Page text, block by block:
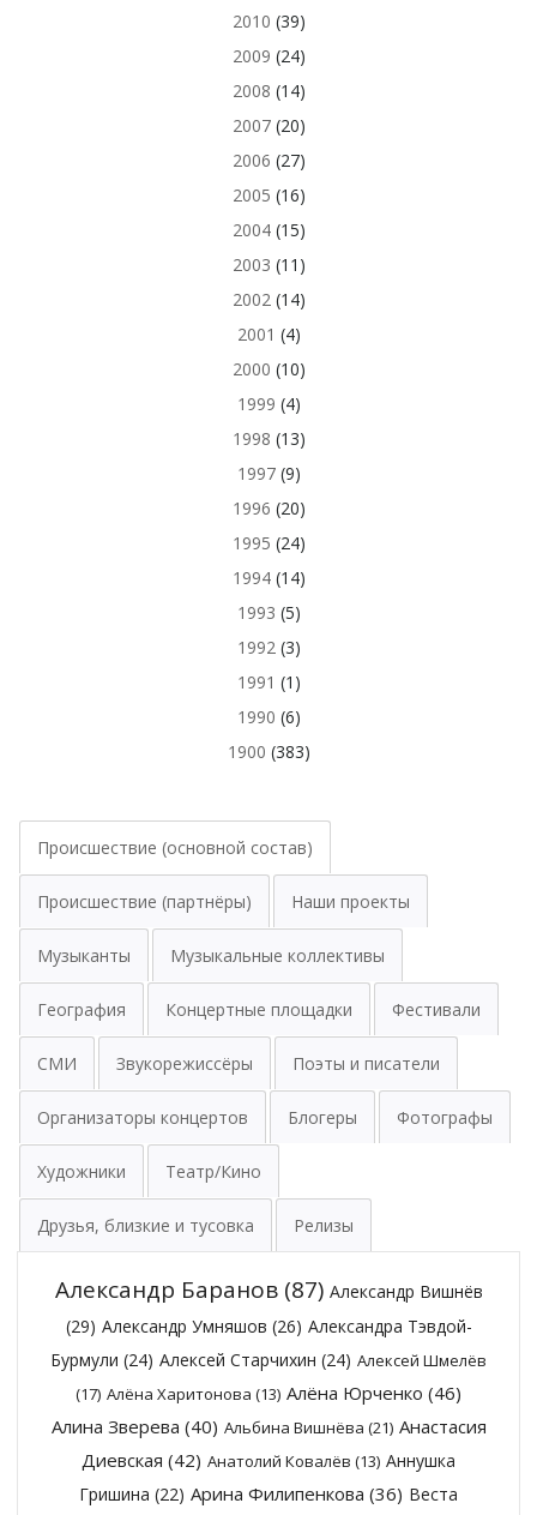
2010 (39)
2009 (24)
2008 (14)
2007(20)
2006 (27)
2005 (16)
2004(15)
2003 (11)
2002(14)
2001 (4)
2000 (10)
1999 (4)
1998 (13)
1997(9)
1996 (20)
1995 (24)
1994(14)
1993 (5)
1992(3)
1991 (1)
1990 (6)
1900 (383)
Происшествие (основной состав)
Происшествие (партнёры) Наши проекты
Музыканты Музыкальные коллективы
География Концертные площадки Фестивали
СМИ Звукорежиссёры Поэты и писатели
Организаторы концертов Блогеры Фотографы
Художники Театр/Кино
Друзья, близкие и тусовка Релизы
Александр Баранов(87) Александр Вишнёв
(29) Александр Умняшов (26) Александра Тэвдой-
Бурмули (24) Алексей Старчихин (24) Алексей Шмелёв
(17) Алёна Харитонова (13) Алёна Юрченко (46)
Алина Зверева (40) Альбина Вишнёва (21) Анастасия
Диевская (42) Анатолий Ковалёв (13) Аннушка
Гришина (22) Арина Филипенкова (36) Веста